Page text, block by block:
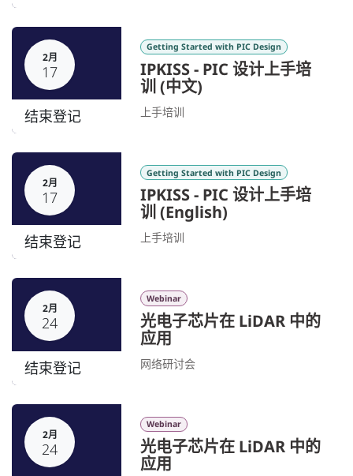
2月
17
结束登记
Getting Started with PIC Design
IPKISS - PIC 设计上手培
训 (中文)
上手培训
2月
17
结束登记
Getting Started with PIC Design
IPKISS - PIC 设计上手培
训 (English)
上手培训
2月
24
结束登记
Webinar
光电子芯片在 LiDAR 中的
应用
网络研讨会
2月
24
Webinar
光电子芯片在 LiDAR 中的
应用